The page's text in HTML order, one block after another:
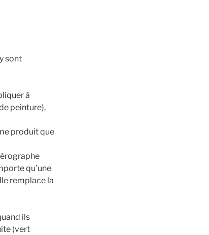
sont
à
peinture),
produit que
qu’une
remplace la
ils
(vert